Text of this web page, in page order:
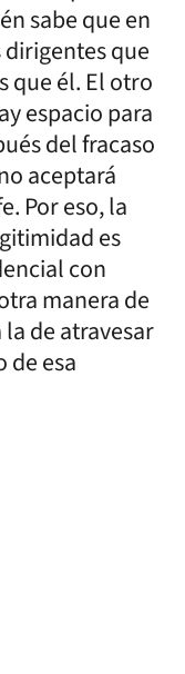
sabe que en
que
que él. El otro
espacio para
del fracaso
aceptará
Por eso, la
es
con
manera de
de atravesar
de esa